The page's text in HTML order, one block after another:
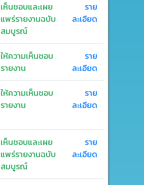
เห็นชอบและเผย
แพร่รายงานฉบับ
สมบูรณ์
ราย
ละเอียด
ให้ความเห็นชอบ
รายงาน
ราย
ละเอียด
ให้ความเห็นชอบ
รายงาน
ราย
ละเอียด
เห็นชอบและเผย
แพร่รายงานฉบับ
สมบูรณ์
ราย
ละเอียด